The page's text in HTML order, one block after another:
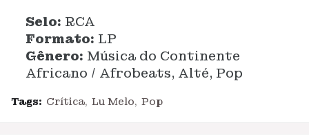
Selo: RCA
Formato: LP
Gênero: Música do Continente
Africano / Afrobeats, Alté, Pop
Tags: Crítica Lu Melo Pop